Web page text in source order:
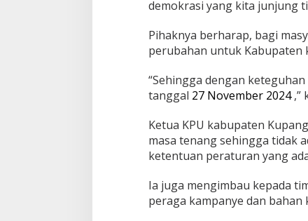
demokrasi yang kita junjung
Pihaknya berharap, bagi
perubahan untuk Kabupaten
“Sehingga dengan
tanggal 27 November 2024,”
Ketua KPU kabupaten
masa tenang sehingga tidak
ketentuan peraturan yang
Ia juga mengimbau kepada
peraga kampanye dan bahan